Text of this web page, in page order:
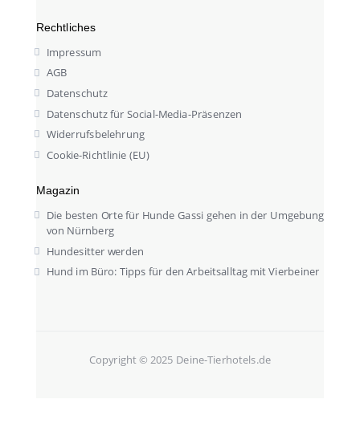
Rechtliches
Impressum
AGB
Datenschutz
Datenschutz für Social-Media-Präsenzen
Widerrufsbelehrung
Cookie-Richtlinie (EU)
Magazin
Die besten Orte für Hunde Gassi gehen in der Umgebung
von Nürnberg
Hundesitter werden
Hund im Büro: Tipps für den Arbeitsalltag mit Vierbeiner
Copyright © 2025 Deine-Tierhotels.de